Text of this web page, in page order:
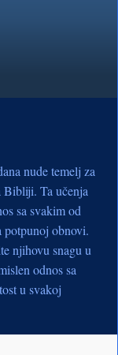
nude temelj za
Bibliji. Ta učenja
sa svakim od
potpunoj obnovi.
njihovu snagu u
odnos sa
u svakoj